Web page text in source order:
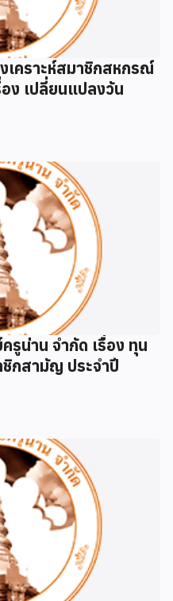
คราะห์สมาชิกสหกรณ์
ง เปลี่ยนแปลงวัน
น่าน จำกัด เรื่อง ทุน
กสามัญ ประจำปี